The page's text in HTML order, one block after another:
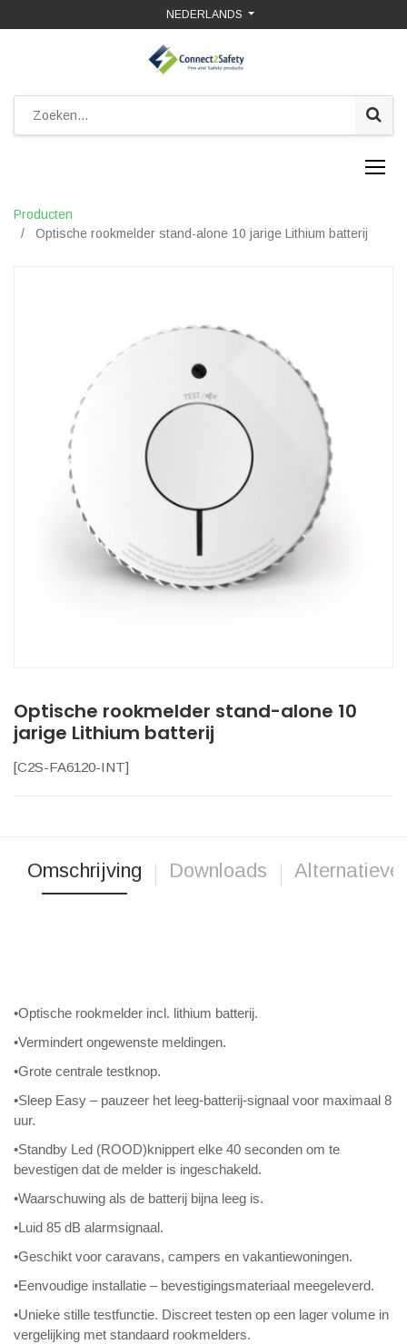
NEDERLANDS
Producten
Optische rookmelder stand-alone 10 jarige Lithium batterij
Optische rookmelder stand-alone 10
jarige Lithium batterij
[C2S-FA6120-INT]
Omschrijving Downloads Alternatieve
•Optische rookmelder incl. lithium batterij.
•Vermindert ongewenste meldingen.
•Grote centrale testknop.
•Sleep Easy – pauzeer het leeg-batterij-signaal voor maximaal 8
uur.
•Standby Led (ROOD)knippert elke 40 seconden om te
bevestigen dat de melder is ingeschakeld.
•Waarschuwing als de batterij bijna leeg is.
•Luid 85 dB alarmsignaal.
•Geschikt voor caravans, campers en vakantiewoningen.
•Eenvoudige installatie – bevestigingsmateriaal meegeleverd.
•Unieke stille testfunctie. Discreet testen op een lager volume in
vergelijking met standaard rookmelders.